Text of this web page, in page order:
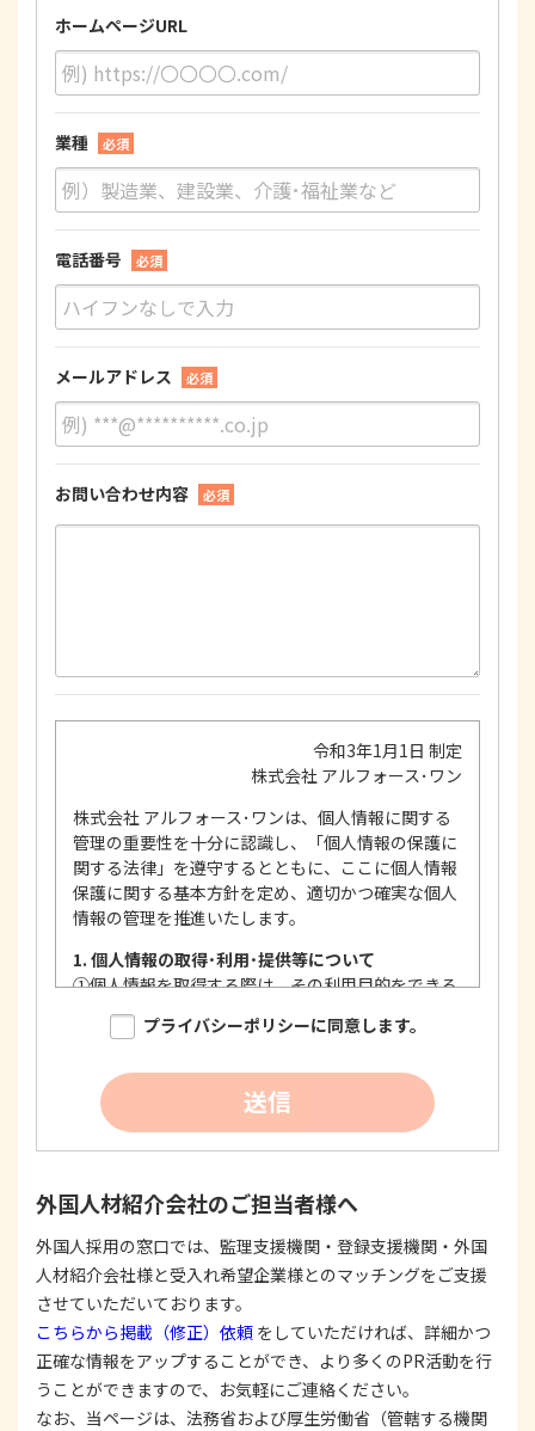
ホームページURL
業種 必須
電話番号 必須
メールアドレス 必須
お問い合わせ内容 必須
令和3年1月1日 制定
株式会社 アルフォース･ワン
株式会社 アルフォース･ワンは、個人情報に関する
管理の重要性を十分に認識し、「個人情報の保護に
関する法律」を遵守するとともに、ここに個人情報
保護に関する基本方針を定め、適切かつ確実な個人
情報の管理を推進いたします。
1. 個人情報の取得･利用･提供等について
①個人情報を取得する際は、その利用目的をできる
限り明確に特定し、その目的達成に必要な限度に
おいて適法かつ公正な手段を用い、同意を得て取
個人情報を利用する際は、本人に明示、通知、ま
たは公表した利用目的の範囲内に限定し、それに
反する目的外利用を行なわないための措置を講じ
する際は、本人が同意を与えた利用目的の範囲内
で、適法にこれを行います。
2. 安全対策の実施について
個人情報の正確性およびその利用の安全性を確保す
るため、情報セキュリティ対策を始めとする安全措
置を構築し、個人情報への不正アクセス、個人情報
の漏洩、滅失または毀損等の的確な防止とセキュリ
ティの是正に努めます。
プライバシーポリシーに同意します。
送信
外国人材紹介会社のご担当者様へ
外国人採用の窓口では、監理支援機関・登録支援機関・外国
人材紹介会社様と受入れ希望企業様とのマッチングをご支援
させていただいております。
こちらから掲載（修正）依頼 をしていただければ、詳細かつ
正確な情報をアップすることができ、より多くのPR活動を行
うことができますので、お気軽にご連絡ください。
なお、当ページは、法務省および厚生労働省（管轄する機関